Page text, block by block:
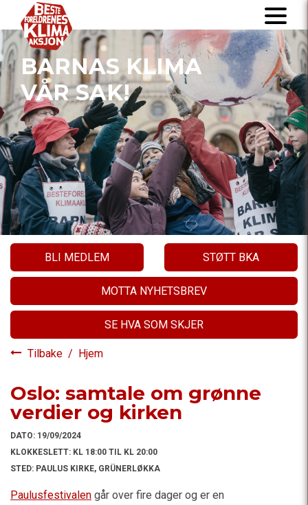
BARNAS KLIMA
VÅR SAK!
BLI MEDLEM STØTT BKA
MOTTA NYHETSBREV
SE HVA SOM SKJER
Tilbake / Hjem
Oslo: samtale om grønne
verdier og kirken
DATO: 19/09/2024
KLOKKESLETT: KL 18:00 TIL KL 20:00
STED: PAULUS KIRKE, GRÜNERLØKKA
Paulusfestivalen går over fire dager og er en